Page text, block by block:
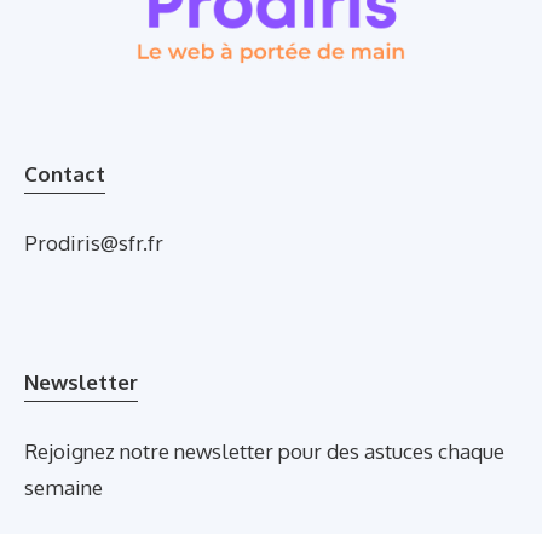
Contact
Prodiris@sfr.fr
Newsletter
Rejoignez notre newsletter pour des astuces chaque
semaine